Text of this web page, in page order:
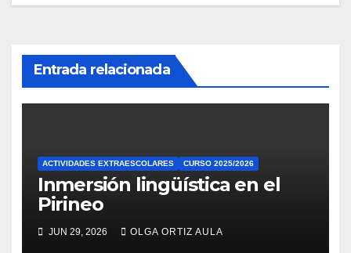
Entrada relacionada
ACTIVIDADES EXTRAESCOLARES CURSO 2025/2026
Inmersión lingüística en el
Pirineo
JUN 29, 2026 OLGA ORTIZ AULA